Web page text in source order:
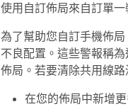
使用自訂佈局來自訂單
為了幫助您自訂手機佈
不良配置。這些警報稱
佈局。若要清除共用線路
在您的佈局中新增